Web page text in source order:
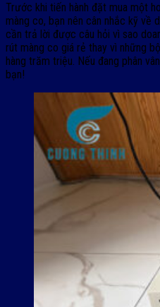
Trước khi tiến hành đặt mua một
màng co, bạn nên cân nhắc kỹ về
cần trả lời được câu hỏi vì sao
rút màng co giá rẻ thay vì những
hàng trăm triệu. Nếu đang phân
bạn!